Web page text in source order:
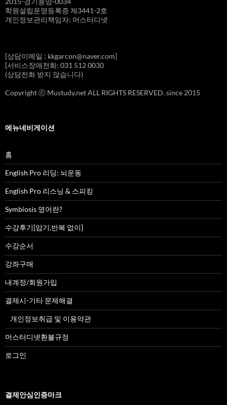
학원설립운영등록증 제3441-2호
개인정보관리책임자: 머스터디넷
[상담이메일 : kkgarcon@naver.com]
[서비스장애전화: 031 512 0030
(상담전화 받지 않습니다)
Copyright ⓒ Mustudy.net ALL RIGHTS RESERVED. since 2015
메뉴네비게이션
홈
English Pro 리딩: 뇌운동
English Pro 리스닝 & 스피킹
Symbiosis 영어란?
수강후기[암기,반복 없이]
수강순서
강좌구매
내계정/회원가입
결제시-기타 문제해결
개인정보취급 및 이용약관
머스터디넷환불규정
로그인
결제안심인증마크